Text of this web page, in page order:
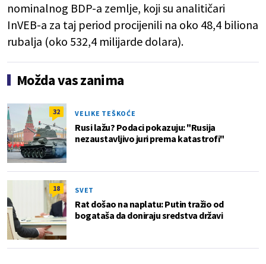
nominalnog BDP-a zemlje, koji su analitičari
InVEB-a za taj period procijenili na oko 48,4 biliona
rubalja (oko 532,4 milijarde dolara).
Možda vas zanima
32 VELIKE TEŠKOĆE
Rusi lažu? Podaci pokazuju: "Rusija
nezaustavljivo juri prema katastrofi"
18 SVET
Rat došao na naplatu: Putin tražio od
bogataša da doniraju sredstva državi